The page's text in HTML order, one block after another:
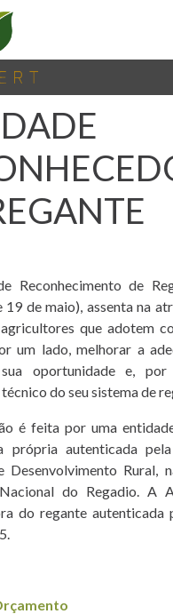
ES PT
ZH-
CN
白
Reconhecimento de
19 de maio), assenta na
que adotem
um lado, melhorar a
oportunidade e,
do seu sistema de
é feita por uma
própria autenticada
Desenvolvimento Rural,
do Regadio. A
do regante autenticada